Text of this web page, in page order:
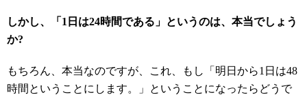
しかし、「1日は24時間である」というのは、本当でしょう
か?
もちろん、本当なのですが、これ、もし「明日から1日は48
時間ということにします。」ということになったらどうで